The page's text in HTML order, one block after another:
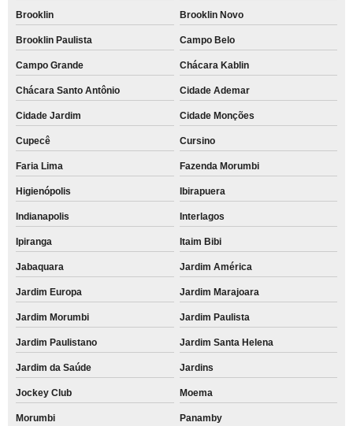
Brooklin Brooklin Novo
Brooklin Paulista Campo Belo
Campo Grande Chácara Kablin
Chácara Santo Antônio Cidade Ademar
Cidade Jardim Cidade Monções
Cupecê Cursino
Faria Lima Fazenda Morumbi
Higienópolis Ibirapuera
Indianapolis Interlagos
Ipiranga Itaim Bibi
Jabaquara Jardim América
Jardim Europa Jardim Marajoara
Jardim Morumbi Jardim Paulista
Jardim Paulistano Jardim Santa Helena
Jardim da Saúde Jardins
Jockey Club Moema
Morumbi Panamby